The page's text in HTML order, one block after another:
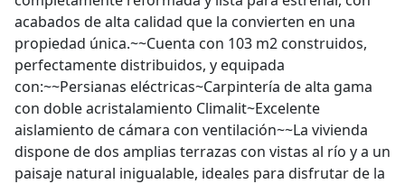
acabados de alta calidad que la convierten en una
propiedad única.~~Cuenta con 103 m2 construidos,
perfectamente distribuidos, y equipada
con:~~Persianas eléctricas~Carpintería de alta gama
con doble acristalamiento Climalit~Excelente
aislamiento de cámara con ventilación~~La vivienda
dispone de dos amplias terrazas con vistas al río y a un
paisaje natural inigualable, ideales para disfrutar de la